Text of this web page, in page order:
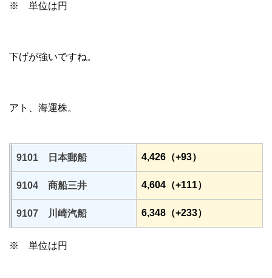
※ 単位は円
下げが強いですね。
アト、海運株。
9101 日本郵船 4,426（+93）
9104 商船三井 4,604（+111）
9107 川崎汽船 6,348（+233）
※ 単位は円